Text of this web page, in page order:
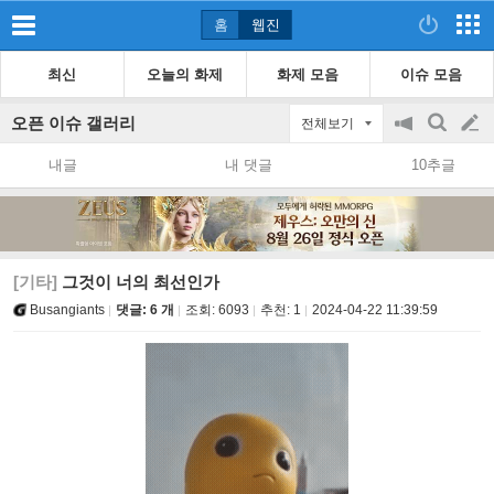
홈 웹진
최신 오늘의 화제 화제 모음 이슈 모음
오픈 이슈 갤러리 전체보기
공
지
on/off
검
색
글
쓰
내글 내 댓글 10추글
[기타] 그것이 너의 최선인가
Busangiants 댓글: 6 개 조회: 6093 추천: 1 2024-04-22 11:39:59